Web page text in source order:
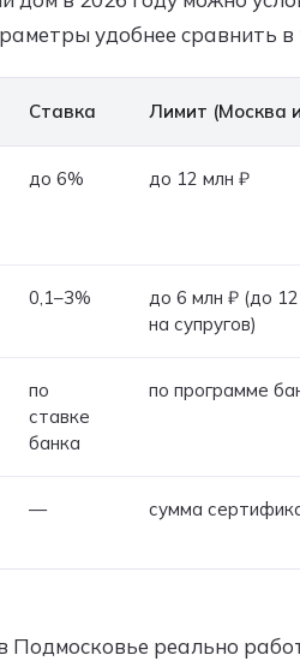
удобнее сравнить в
Ставка Лимит (Москва
до 6% до 12 млн ₽
0,1–3%
до 6 млн ₽ (до
на супругов)
по
ставке
банка
по программе
— сумма
Подмосковье реально